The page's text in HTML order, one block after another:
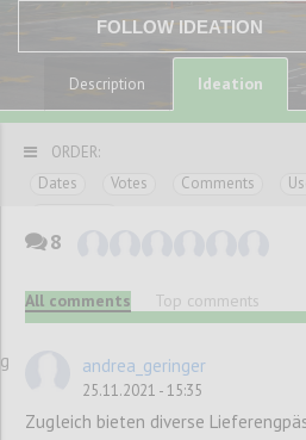
FOLLOW IDEATION
Description Ideation
ORDER:
Dates
Votes Comments
<< Previous paragraphs
Matratzenproblem
2021
8
All comments Top comments
andrea_geringer
25.11.2021 - 15:35
Zugleich bieten diverse